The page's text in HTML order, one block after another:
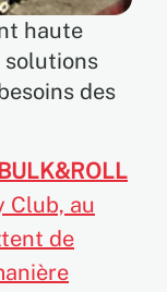
haute
solutions
des
BULK&ROLL
Club, au
de